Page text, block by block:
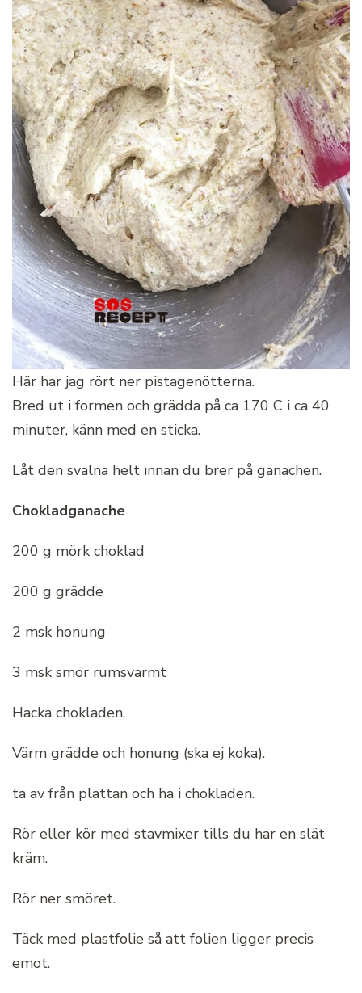
Här har jag rört ner pistagenötterna.
Bred ut i formen och grädda på ca 170 C i ca 40
minuter, känn med en sticka.
Låt den svalna helt innan du brer på ganachen.
Chokladganache
200 g mörk choklad
200 g grädde
2 msk honung
3 msk smör rumsvarmt
Hacka chokladen.
Värm grädde och honung (ska ej koka).
ta av från plattan och ha i chokladen.
Rör eller kör med stavmixer tills du har en slät
kräm.
Rör ner smöret.
Täck med plastfolie så att folien ligger precis
emot.